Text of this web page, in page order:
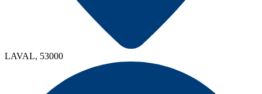
LAVAL, 53000